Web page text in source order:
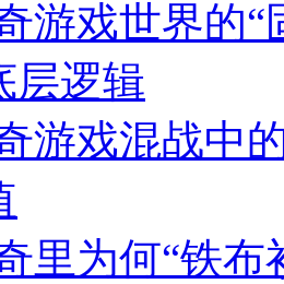
游戏世界的“
层逻辑
游戏混战中
里为何“铁布